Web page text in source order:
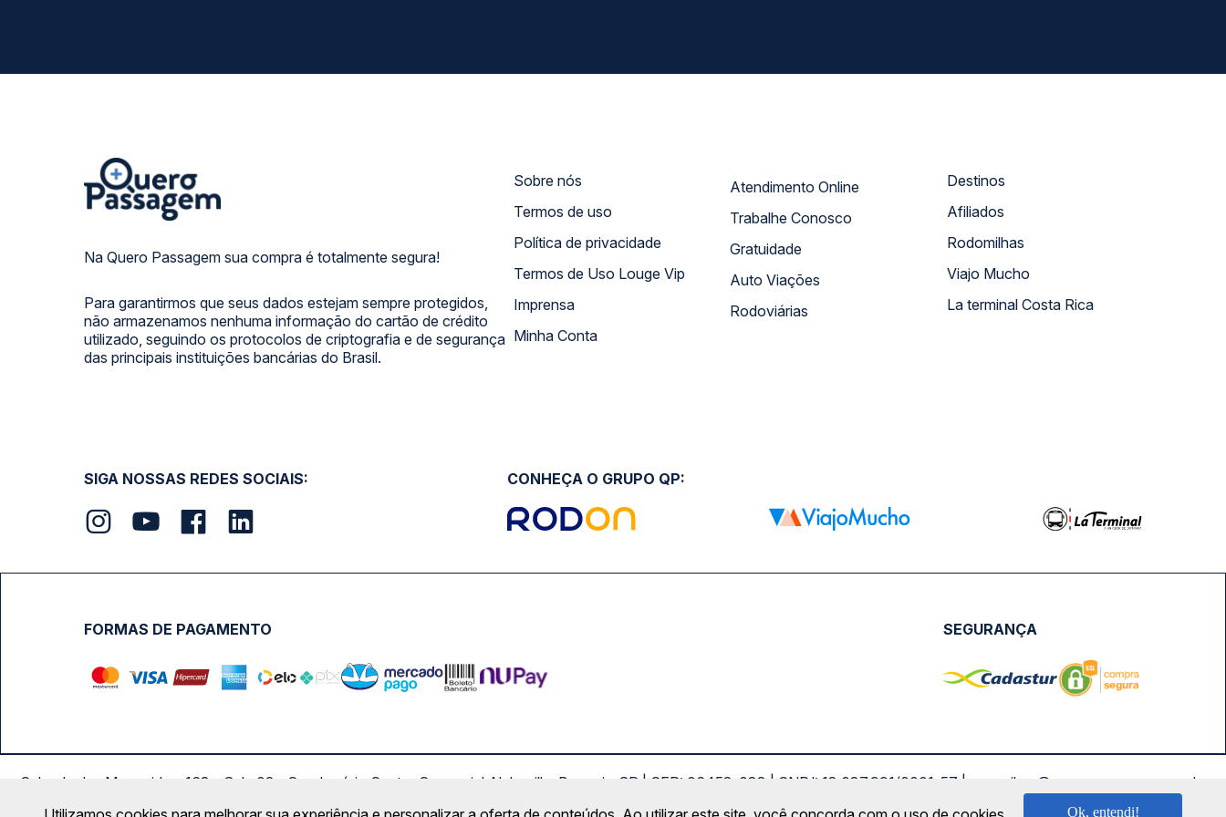
Na Quero Passagem sua compra é totalmente segura!
Para garantirmos que seus dados estejam sempre protegidos,
não armazenamos nenhuma informação do cartão de crédito
utilizado, seguindo os protocolos de criptografia e de segurança
das principais instituições bancárias do Brasil.
Sobre nós
Termos de uso
Política de privacidade
Termos de Uso Louge Vip
Imprensa
Minha Conta
Atendimento Online
Trabalhe Conosco
Gratuidade
Auto Viações
Rodoviárias
Destinos
Afiliados
Rodomilhas
Viajo Mucho
La terminal Costa Rica
SIGA NOSSAS REDES SOCIAIS: CONHEÇA O GRUPO QP:
FORMAS DE PAGAMENTO SEGURANÇA
Calçada das Margaridas, 163 - Sala 02 - Condomínio Centro Comercial Alphaville, Barueri - SP | CEP: 06453-038 | CNPJ: 18.087.991/0001-57 | saconibus@queropassagem.com.br
Copyright 2026 © QueroPassagem.com.br
Ok, entendi!